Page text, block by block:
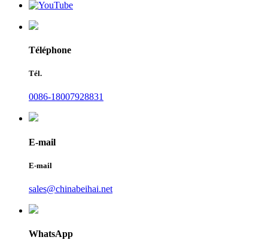
Téléphone
Tél.
0086-18007928831
E-mail
E-mail
sales@chinabeihai.net
WhatsApp